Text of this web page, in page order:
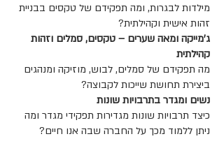
מילדות לבגרות, ומה תפקידם של טקסים בבניית
זהות אישית וקהילתית?
ג'מייקה ומאה שערים – טקסים, סמלים וזהות
קהילתית
מה תפקידם של סמלים, לבוש, מוזיקה ומנהגים
ביצירת תחושת שייכות לקבוצה?
נשים ומגדר בתרבויות שונות
כיצד תרבויות שונות מגדירות תפקידי מגדר ומה
ניתן ללמוד מכך על החברה שבה אנו חיים?